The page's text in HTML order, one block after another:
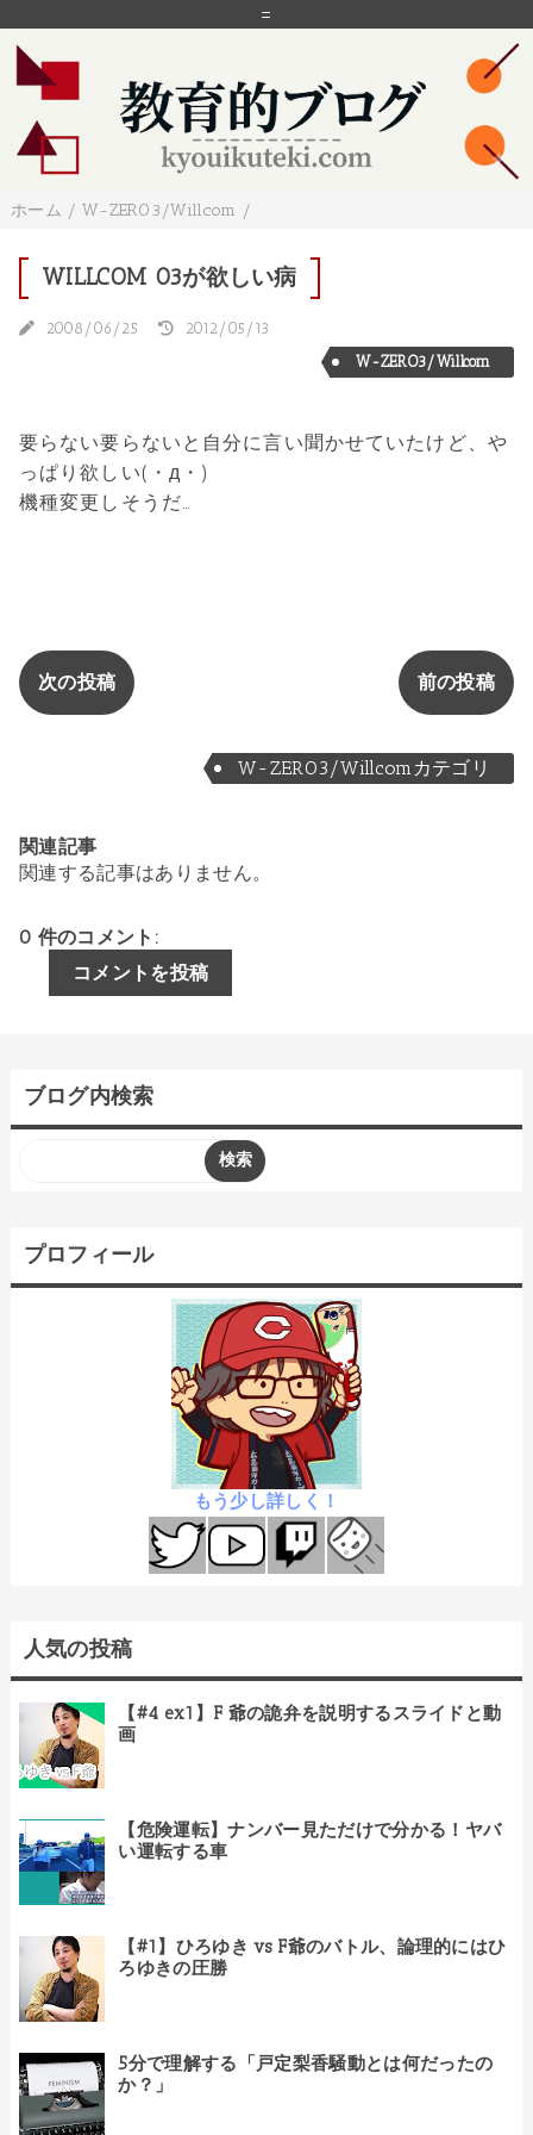
=
ホーム / W-ZERO3/Willcom /
WILLCOM 03が欲しい病
2008/06/25
2012/05/13
W-ZERO3/Willcom
要らない要らないと自分に言い聞かせていたけど、や
っぱり欲しい(・д・)
機種変更しそうだ…
次の投稿 前の投稿
W-ZERO3/Willcomカテゴリ
関連記事
関連する記事はありません。
0 件のコメント:
コメントを投稿
ブログ内検索
プロフィール
もう少し詳しく！
人気の投稿
【#4 ex1】F 爺の詭弁を説明するスライドと動
画
【危険運転】ナンバー見ただけで分かる！ヤバ
い運転する車
【#1】ひろゆき vs F爺のバトル、論理的にはひ
ろゆきの圧勝
5分で理解する「戸定梨香騒動とは何だったの
か？」